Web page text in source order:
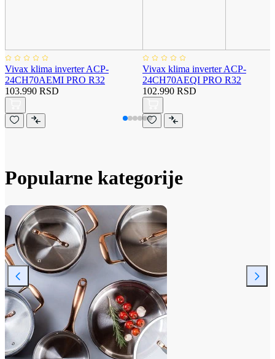
Vivax klima inverter ACP-
24CH70AEMI PRO R32
103.990 RSD
Vivax klima inverter ACP-
24CH70AEQI PRO R32
102.990 RSD
Popularne kategorije